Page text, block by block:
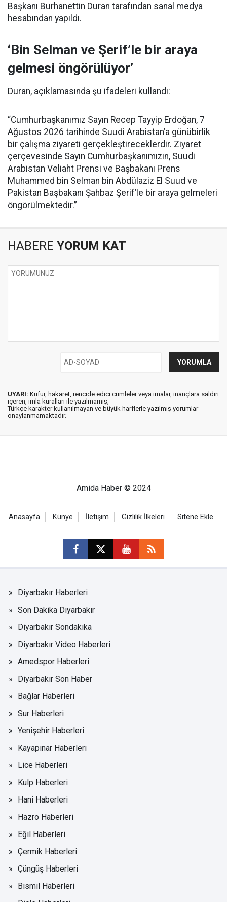
Başkanı Burhanettin Duran tarafından sanal medya
hesabından yapıldı.
‘Bin Selman ve Şerif’le bir araya
gelmesi öngörülüyor’
Duran, açıklamasında şu ifadeleri kullandı:
“Cumhurbaşkanımız Sayın Recep Tayyip Erdoğan, 7
Ağustos 2026 tarihinde Suudi Arabistan’a günübirlik
bir çalışma ziyareti gerçekleştireceklerdir. Ziyaret
çerçevesinde Sayın Cumhurbaşkanımızın, Suudi
Arabistan Veliaht Prensi ve Başbakanı Prens
Muhammed bin Selman bin Abdülaziz El Suud ve
Pakistan Başbakanı Şahbaz Şerif’le bir araya gelmeleri
öngörülmektedir.”
HABERE YORUM KAT
UYARI: Küfür, hakaret, rencide edici cümleler veya imalar, inançlara saldırı
içeren, imla kuralları ile yazılmamış,
Türkçe karakter kullanılmayan ve büyük harflerle yazılmış yorumlar
onaylanmamaktadır.
Amida Haber © 2024
Anasayfa Künye İletişim Gizlilik İlkeleri Sitene Ekle
Diyarbakır Haberleri
Son Dakika Diyarbakır
Diyarbakır Sondakika
Diyarbakır Video Haberleri
Amedspor Haberleri
Diyarbakır Son Haber
Bağlar Haberleri
Sur Haberleri
Yenişehir Haberleri
Kayapınar Haberleri
Lice Haberleri
Kulp Haberleri
Hani Haberleri
Hazro Haberleri
Eğil Haberleri
Çermik Haberleri
Çüngüş Haberleri
Bismil Haberleri